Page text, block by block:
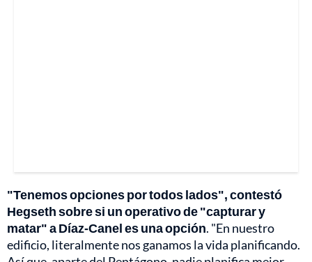
"Tenemos opciones por todos lados", contestó
Hegseth sobre si un operativo de "capturar y
matar" a Díaz-Canel es una opción. "En nuestro
edificio, literalmente nos ganamos la vida planificando.